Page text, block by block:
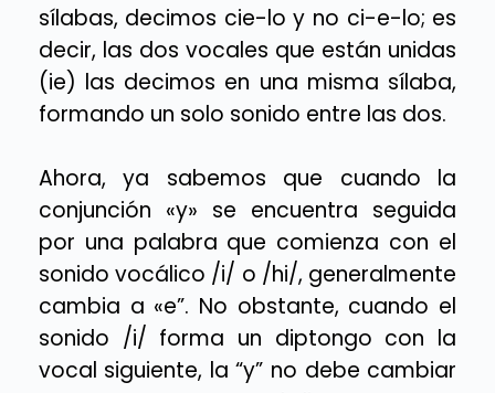
sílabas, decimos cie-lo y no ci-e-lo; es
decir, las dos vocales que están unidas
(ie) las decimos en una misma sílaba,
formando un solo sonido entre las dos.
Ahora, ya sabemos que cuando la
conjunción «y» se encuentra seguida
por una palabra que comienza con el
sonido vocálico /i/ o /hi/, generalmente
cambia a «e”. No obstante, cuando el
sonido /i/ forma un diptongo con la
vocal siguiente, la “y” no debe cambiar